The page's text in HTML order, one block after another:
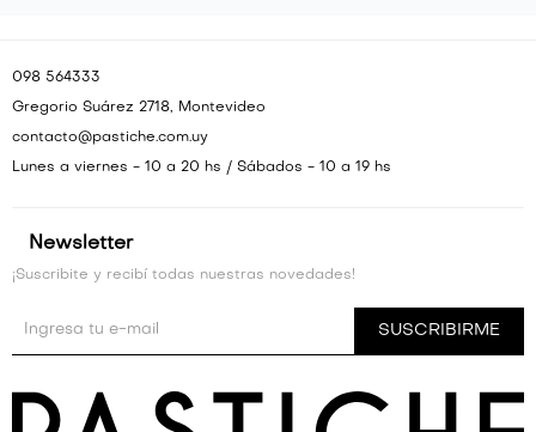
Newsletter
¡Suscribite y recibí todas nuestras novedades!
SUSCRIBIRME
098 564333
Gregorio Suárez 2718, Montevideo
contacto@pastiche.com.uy
Lunes a viernes - 10 a 20 hs / Sábados - 10 a 19 hs